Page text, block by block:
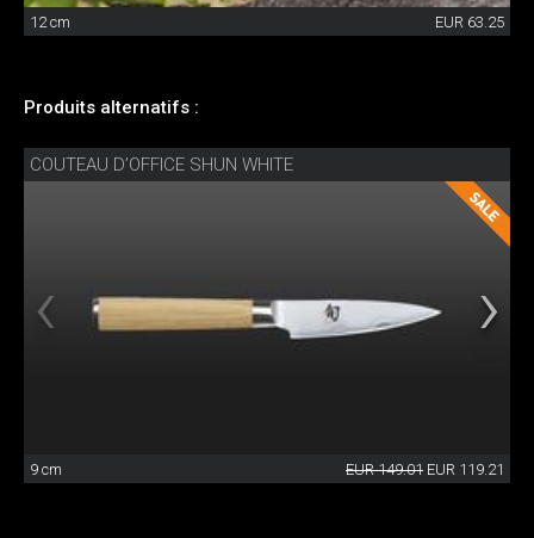
12 cm EUR 63.25
Produits alternatifs :
COUTEAU D’OFFICE SHUN WHITE
9 cm EUR 149.01 EUR 119.21